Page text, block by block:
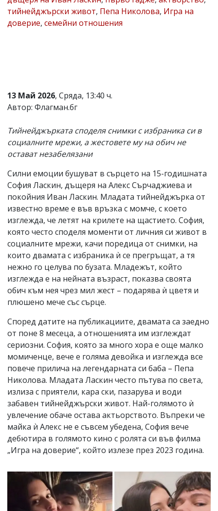
Коментарите
статиите
носи
отговорност
Ако
откриете
обиден
за
коментар,
моля
сигнализирайте
тийнейджърски живот, Пепа Николова, Игра на
доверие, семейни отношения
13 Май 2026, Сряда, 13:40 ч.
Автор: Флагман.бг
Тийнейджърката споделя снимки с избраника си в
социалните мрежи, а жестовете му на обич не
остават незабелязани
Силни емоции бушуват в сърцето на 15-годишната
София Ласкин, дъщеря на Алекс Сърчаджиева и
покойния Иван Ласкин. Младата тийнейджърка от
известно време е във връзка с момче, с което
изглежда, че летят на крилете на щастието. София,
която често споделя моменти от личния си живот в
социалните мрежи, качи поредица от снимки, на
които двамата с избраника ѝ се прегръщат, а тя
нежно го целува по бузата. Младежът, който
изглежда е на нейната възраст, показва своята
обич към нея чрез мил жест – подарява ѝ цветя и
плюшено мече със сърце.
Според датите на публикациите, двамата са заедно
от поне 8 месеца, а отношенията им изглеждат
сериозни. София, която за много хора е още малко
момиченце, вече е голяма девойка и изглежда все
повече прилича на легендарната си баба – Пепа
Николова. Младата Ласкин често пътува по света,
излиза с приятели, кара ски, пазарува и води
забавен тийнейджърски живот. Най-голямото ѝ
увлечение обаче остава актьорството. Въпреки че
майка ѝ Алекс не е съвсем убедена, София вече
дебютира в голямото кино с ролята си във филма
„Игра на доверие“, който излезе през 2023 година.